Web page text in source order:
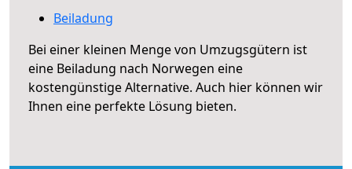
Beiladung
Bei einer kleinen Menge von Umzugsgütern ist
eine Beiladung nach Norwegen eine
kostengünstige Alternative. Auch hier können wir
Ihnen eine perfekte Lösung bieten.